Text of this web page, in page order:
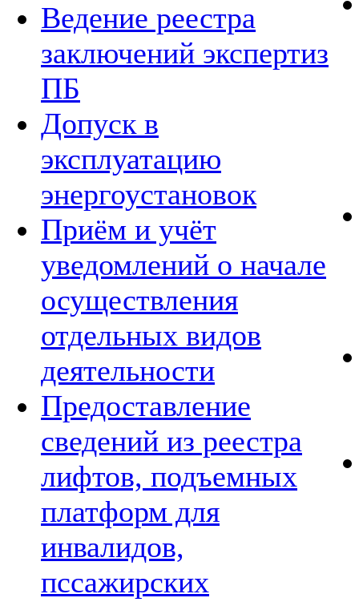
Ведение реестра
заключений экспертиз
ПБ
Допуск в
эксплуатацию
энергоустановок
Приём и учёт
уведомлений о начале
осуществления
отдельных видов
деятельности
Предоставление
сведений из реестра
лифтов, подъемных
платформ для
инвалидов,
пссажирских